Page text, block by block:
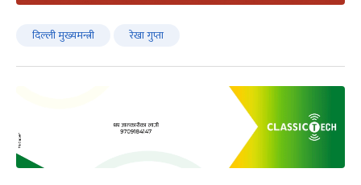
दिल्ली मुख्यमन्त्री रेखा गुप्ता